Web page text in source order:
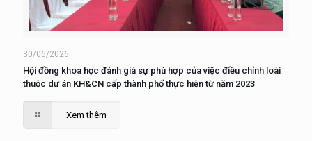
30/06/2026
Hội đồng khoa học đánh giá sự phù hợp của việc điều chỉnh loài
thuộc dự án KH&CN cấp thành phố thực hiện từ năm 2023
Xem thêm